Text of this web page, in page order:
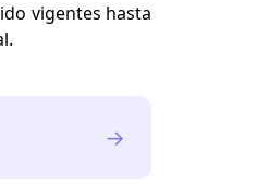
vigentes hasta
→